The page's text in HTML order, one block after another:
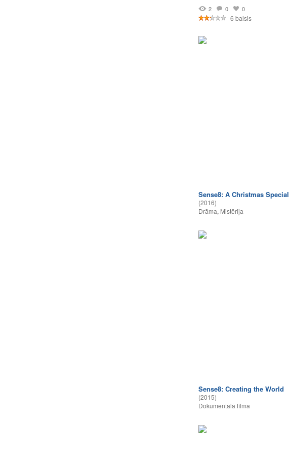
2 0 0
6 balsis
Sense8: A Christmas Special
(2016)
Drāma, Mistērija
Sense8: Creating the World
(2015)
Dokumentālā filma